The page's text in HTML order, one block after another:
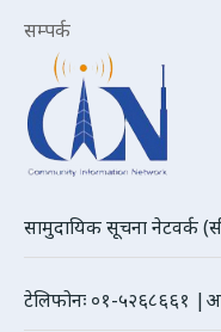
सम्पर्क
सामुदायिक सूचना नेटवर्क
टेलिफोनः ०१-५२६८६६१